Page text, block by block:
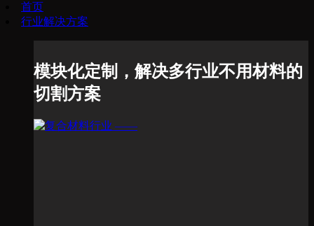
首页
行业解决方案
模块化定制，解决多行业不用材料的
切割方案